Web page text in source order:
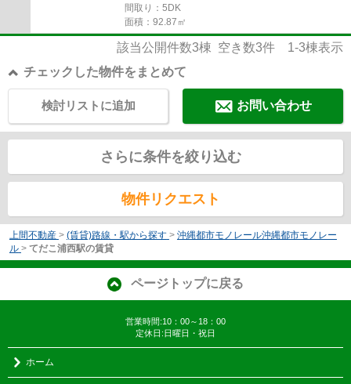
間取り：5DK
面積：92.87㎡
該当公開件数3棟 空き数3件 1-3棟表示
チェックした物件をまとめて
お問い合わせ
検討リストに追加
さらに条件を絞り込む
物件リクエスト
上間不動産 > (賃貸)路線・駅から探す > 沖縄都市モノレール沖縄都市モノレー
ル > てだこ浦西駅の賃貸
ページトップに戻る
営業時間:10：00～18：00
定休日:日曜日・祝日
ホーム